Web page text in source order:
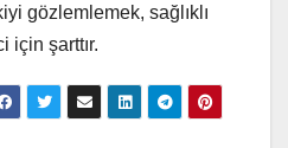
gözlemlemek, sağlıklı
için şarttır.